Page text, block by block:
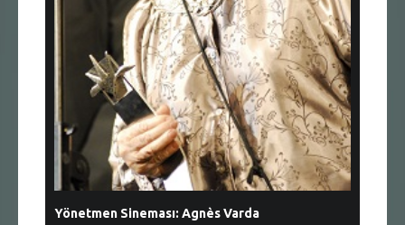
Yönetmen Sineması: Agnès Varda